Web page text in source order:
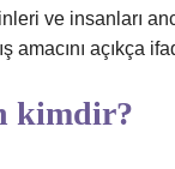
amacını açıkça
kimdir?